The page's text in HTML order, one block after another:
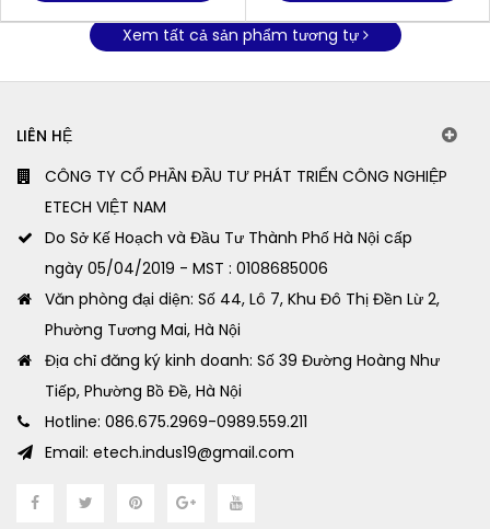
Xem tất cả sản phẩm tương tự
LIÊN HỆ
CÔNG TY CỔ PHẦN ĐẦU TƯ PHÁT TRIỂN CÔNG NGHIỆP
ETECH VIỆT NAM
Do Sở Kế Hoạch và Đầu Tư Thành Phố Hà Nội cấp
ngày 05/04/2019 - MST : 0108685006
Văn phòng đại diện: Số 44, Lô 7, Khu Đô Thị Đền Lừ 2,
Phường Tương Mai, Hà Nội
Địa chỉ đăng ký kinh doanh: Số 39 Đường Hoàng Như
Tiếp, Phường Bồ Đề, Hà Nội
Hotline: 086.675.2969-0989.559.211
Email: etech.indus19@gmail.com